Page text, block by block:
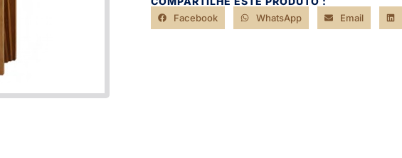
Facebook WhatsApp Email